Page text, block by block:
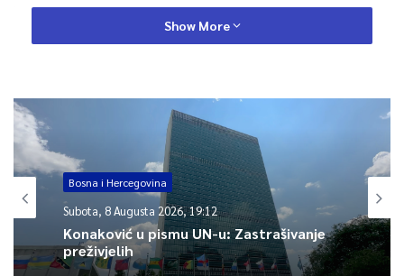
kortikosteroidima, a jedan dan daje si injekciju metotreksata
čije pogrešno doziranje može dovesti i do fatalnog ishoda.
i stomaku za koju su potrebni ginekolog i abdominalni hirurg
istovremeno. Za taj operativni zahvat u Istanbulu Tijani je
potrebno 22.500 eura.
Ovoj 43-godišnjoj ženi koja je ljubav prema životinjama
naslijedila od rahmetli oca koji je bio veterinar osim poziva na
broj 17043 možete pomoći i donacijama putem web platforme
wwwPOMOZIBAorg ili naših žiro računa.
Show More
Bosna i Hercegovina
Subota, 8 Augusta 2026, 19:12
Konaković u pismu UN-u: Zastrašivanje
preživjelih